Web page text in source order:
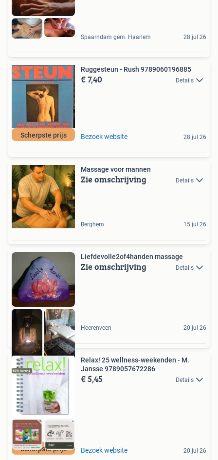
Spaarndam gem. Haarlem 28 jul 26
Scherpste prijs
Ruggesteun - Rush 9789060196885
€ 7,40 Details
Bezoek website 28 jul 26
Massage voor mannen
Zie omschrijving Details
Berghem 15 jul 26
Liefdevolle2of4handen massage
Zie omschrijving Details
Heerenveen 20 jul 26
Scherpste prijs
Relax! 25 wellness-weekenden - M.
Jansse 9789057672286
€ 5,45 Details
Bezoek website 20 jul 26